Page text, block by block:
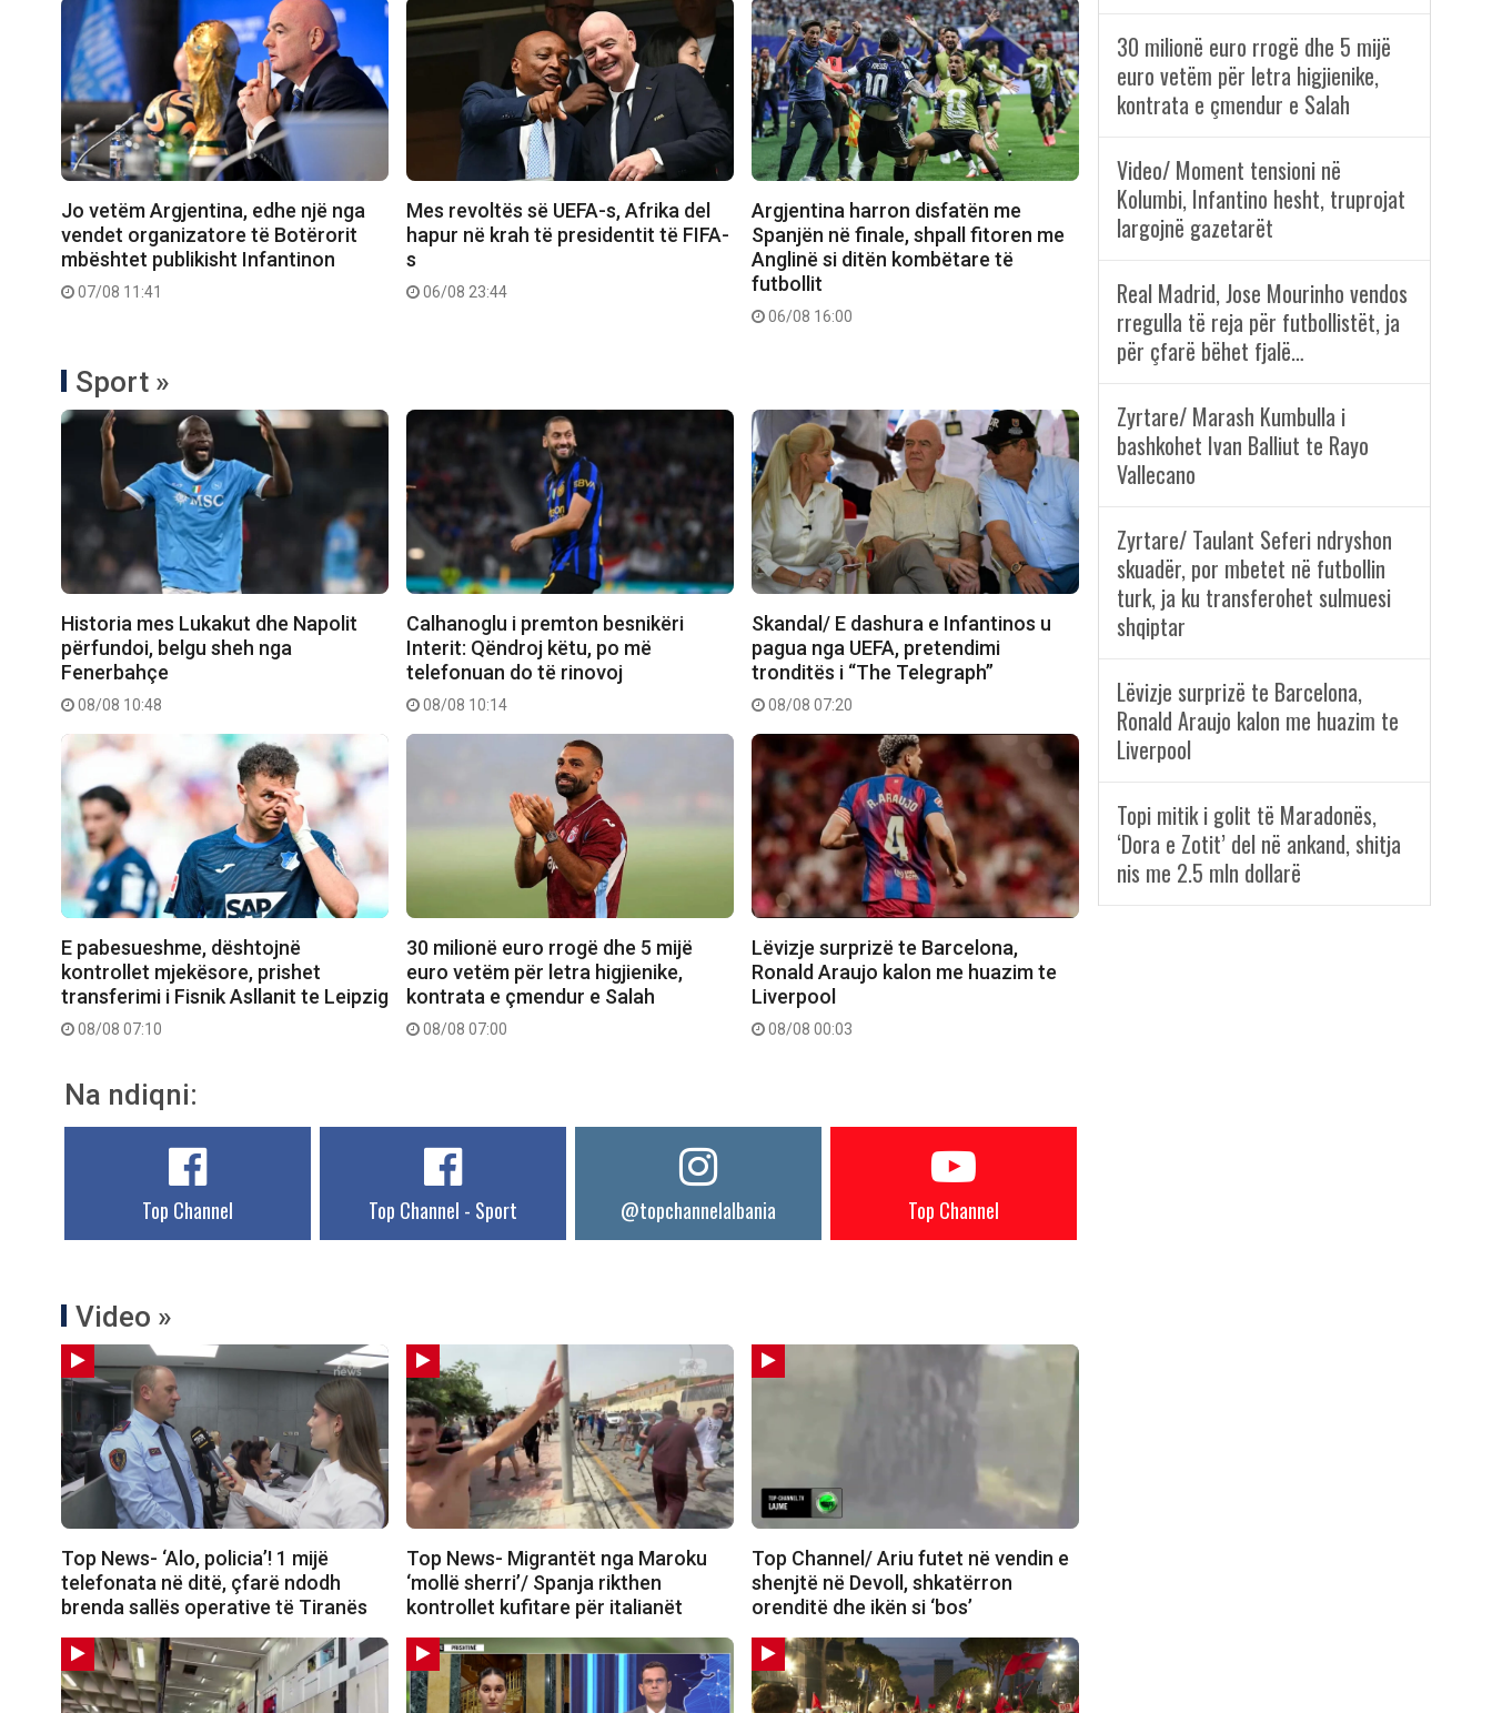
Jo vetëm Argjentina, edhe një nga
vendet organizatore të Botërorit
mbështet publikisht Infantinon
07/08 11:41
Mes revoltës së UEFA-s, Afrika del
hapur në krah të presidentit të FIFA-
s
06/08 23:44
Argjentina harron disfatën me
Spanjën në finale, shpall fitoren me
Anglinë si ditën kombëtare të
futbollit
06/08 16:00
Sport »
Historia mes Lukakut dhe Napolit
përfundoi, belgu sheh nga
Fenerbahçe
08/08 10:48
Calhanoglu i premton besnikëri
Interit: Qëndroj këtu, po më
telefonuan do të rinovoj
08/08 10:14
Skandal/ E dashura e Infantinos u
pagua nga UEFA, pretendimi
tronditës i “The Telegraph”
08/08 07:20
E pabesueshme, dështojnë
kontrollet mjekësore, prishet
transferimi i Fisnik Asllanit te Leipzig
08/08 07:10
30 milionë euro rrogë dhe 5 mijë
euro vetëm për letra higjienike,
kontrata e çmendur e Salah
08/08 07:00
Lëvizje surprizë te Barcelona,
Ronald Araujo kalon me huazim te
Liverpool
08/08 00:03
Na ndiqni:
Top Channel Top Channel - Sport @topchannelalbania Top Channel
Video »
Top News- ‘Alo, policia’! 1 mijë
telefonata në ditë, çfarë ndodh
brenda sallës operative të Tiranës
Top News- Migrantët nga Maroku
‘mollë sherri’/ Spanja rikthen
kontrollet kufitare për italianët
Top Channel/ Ariu futet në vendin e
shenjtë në Devoll, shkatërron
orenditë dhe ikën si ‘bos’
30 milionë euro rrogë dhe 5 mijë
euro vetëm për letra higjienike,
kontrata e çmendur e Salah
Video/ Moment tensioni në
Kolumbi, Infantino hesht, truprojat
largojnë gazetarët
Real Madrid, Jose Mourinho vendos
rregulla të reja për futbollistët, ja
për çfarë bëhet fjalë…
Zyrtare/ Marash Kumbulla i
bashkohet Ivan Balliut te Rayo
Vallecano
Zyrtare/ Taulant Seferi ndryshon
skuadër, por mbetet në futbollin
turk, ja ku transferohet sulmuesi
shqiptar
Lëvizje surprizë te Barcelona,
Ronald Araujo kalon me huazim te
Liverpool
Topi mitik i golit të Maradonës,
‘Dora e Zotit’ del në ankand, shitja
nis me 2.5 mln dollarë